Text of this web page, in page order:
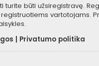
turite būti užsiregistravę.
vartotojams.
Privatumo politika